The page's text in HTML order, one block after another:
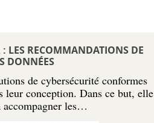
LES RECOMMANDATIONS DE
DONNÉES
de cybersécurité conformes
leur conception. Dans ce but, elle
accompagner les…